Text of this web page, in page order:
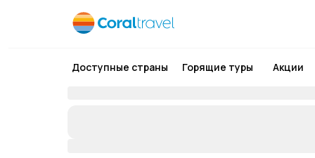
Доступные страны Горящие туры Акции